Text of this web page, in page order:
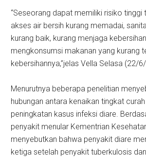
“Seseorang dapat memiliki risiko tinggi
akses air bersih kurang memadai,
kurang baik, kurang menjaga
mengkonsumsi makanan yang kurang
kebersihannya,”jelas Vella Selasa (22/
Menurutnya beberapa penelitian
hubungan antara kenaikan tingkat
peningkatan kasus infeksi diare.
penyakit menular Kementrian
menyebutkan bahwa penyakit diare
ketiga setelah penyakit tuberkulosis